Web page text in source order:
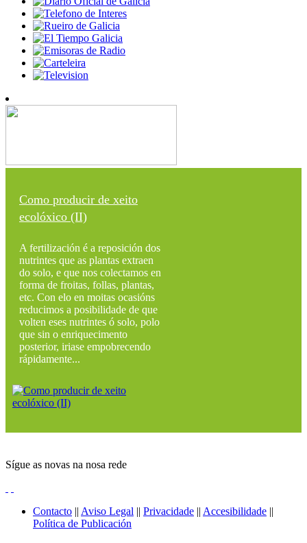
Como producir de xeito
ecolóxico (II)
A fertilización é a reposición dos
nutrintes que as plantas extraen
do solo, e que nos colectamos en
forma de froitas, follas, plantas,
etc. Con elo en moitas ocasións
reducimos a posibilidade de que
volten eses nutrintes ó solo, polo
que sin o enriquecimento
posterior, iriase empobrecendo
rápidamente...
Sígue as novas na nosa rede
Contacto || Aviso Legal || Privacidade || Accesibilidade ||
Política de Publicación